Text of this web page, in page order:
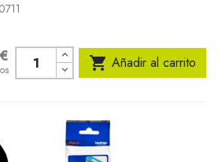
 Añadir al carrito